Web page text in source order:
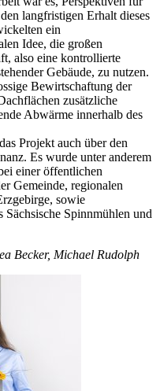
langfristigen Erhalt dieses
ein
Idee, die großen
also eine kontrollierte
Gebäude, zu nutzen.
Bewirtschaftung der
zusätzliche
Abwärme innerhalb des
Projekt auch über den
Es wurde unter anderem
einer öffentlichen
Gemeinde, regionalen
sowie
Spinnmühlen und
Becker, Michael Rudolph